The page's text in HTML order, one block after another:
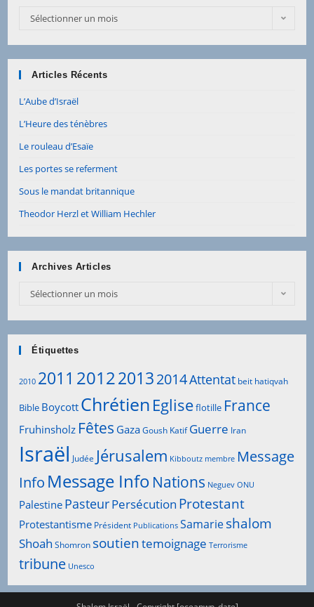
Archives
Sélectionner un mois
Articles Récents
L’Aube d’Israël
L’Heure des ténèbres
Le rouleau d’Esaïe
Les portes se referment
Sous le mandat britannique
Theodor Herzl et William Hechler
Archives Articles
Archives
Sélectionner un mois
Étiquettes
2010 2011 201220132014Attentat beit hatiqvah
Bible Boycott Chrétien Egliseflotille France
Fruhinsholz Fêtes GazaGoush Katif Guerre Iran
Israël Judée Jérusalem Kibboutz membre Message
Info Message Info Nations Neguev ONU
Palestine PasteurPersécution Protestant
Protestantisme Président Publications Samarieshalom
Shoah Shomron soutientemoignage Terrorisme
tribune Unesco